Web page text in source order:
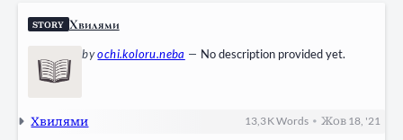
STORY Хвилями
byochi.koloru.neba — No description provided yet.
Хвилями 13,3 KWords •Жов 18, '21